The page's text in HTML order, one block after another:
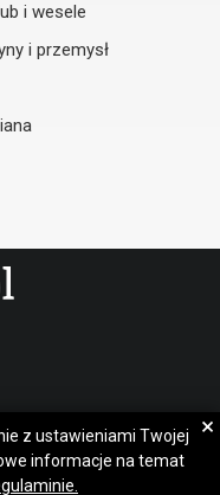
i wesele
i przemysł
z ustawieniami Twojej
informacje na temat
×